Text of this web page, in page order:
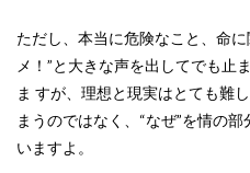
ただし、本当に危険なこと、命
メ！”と大きな声を出してでも止
ま すが、理想と現実はとても難
まうのではなく、“なぜ”を情の
いますよ。